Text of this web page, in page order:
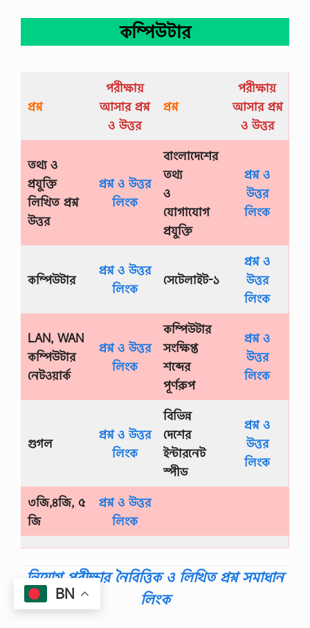
কম্পিউটার
প্রশ্ন
পরীক্ষায়
আসার প্রশ্ন
ও উত্তর
প্রশ্ন
পরীক্ষায়
আসার প্রশ্ন
ও উত্তর
তথ্য ও
প্রযুক্তি
লিখিত প্রশ্ন
উত্তর
প্রশ্ন ও উত্তর
লিংক
বাংলাদেশের
তথ্য
ও
যোগাযোগ
প্রযুক্তি
প্রশ্ন ও
উত্তর
লিংক
কম্পিউটার
প্রশ্ন ও উত্তর
লিংক
সেটেলাইট-১
প্রশ্ন ও
উত্তর
লিংক
LAN, WAN
কম্পিউটার
নেটওয়ার্ক
প্রশ্ন ও উত্তর
লিংক
কম্পিউটার
সংক্ষিপ্ত
শব্দের
পূর্ণরুপ
প্রশ্ন ও
উত্তর
লিংক
গুগল
প্রশ্ন ও উত্তর
লিংক
বিভিন্ন
দেশের
ইন্টারনেট
স্পীড
প্রশ্ন ও
উত্তর
লিংক
৩জি,৪জি, ৫
জি
প্রশ্ন ও উত্তর
লিংক
নিয়োগ পরীক্ষার নৈবিত্তিক ও লিখিত প্রশ্ন সমাধান
লিংক
BN